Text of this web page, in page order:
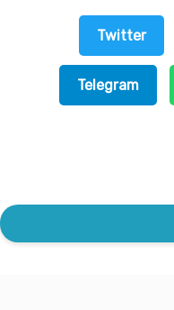
Twitter
Telegram